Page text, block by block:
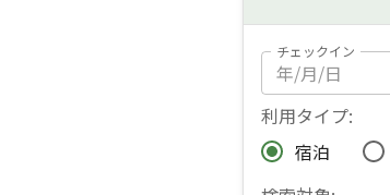
チェックイン
利用タイプ:
宿泊